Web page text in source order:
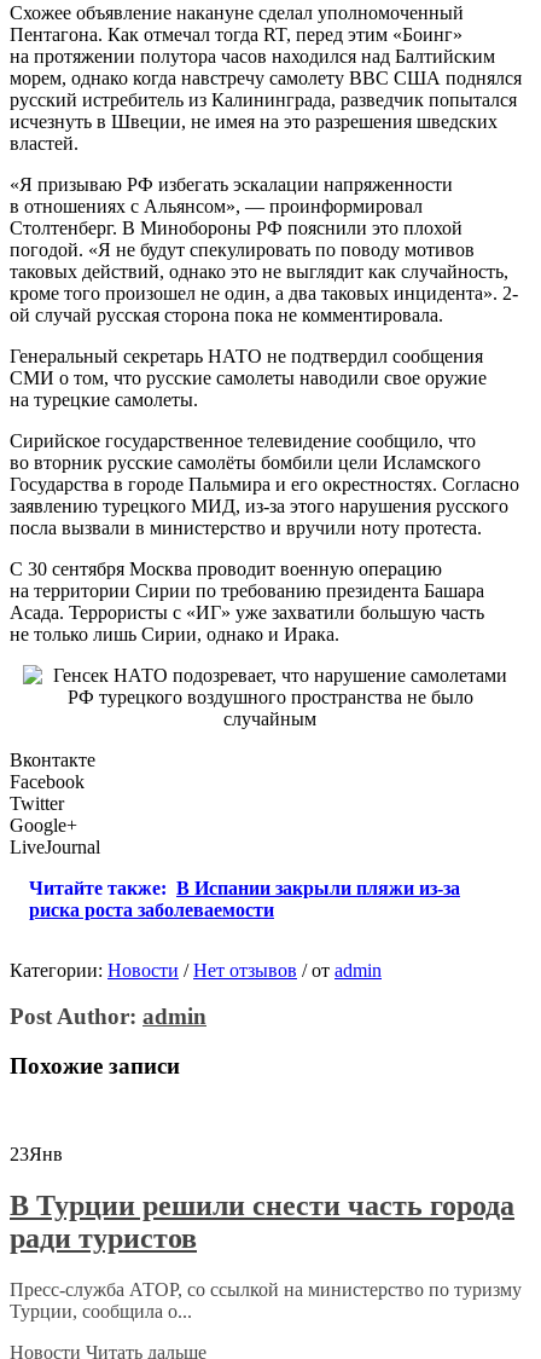
Схожее объявление накануне сделал уполномоченный
Пентагона. Как отмечал тогда RT, перед этим «Боинг»
на протяжении полутора часов находился над Балтийским
морем, однако когда навстречу самолету ВВС США поднялся
русский истребитель из Калининграда, разведчик попытался
исчезнуть в Швеции, не имея на это разрешения шведских
властей.
«Я призываю РФ избегать эскалации напряженности
в отношениях с Альянсом», — проинформировал
Столтенберг. В Минобороны РФ пояснили это плохой
погодой. «Я не будут спекулировать по поводу мотивов
таковых действий, однако это не выглядит как случайность,
кроме того произошел не один, а два таковых инцидента». 2-
ой случай русская сторона пока не комментировала.
Генеральный секретарь НАТО не подтвердил сообщения
СМИ о том, что русские самолеты наводили свое оружие
на турецкие самолеты.
Сирийское государственное телевидение сообщило, что
во вторник русские самолёты бомбили цели Исламского
Государства в городе Пальмира и его окрестностях. Согласно
заявлению турецкого МИД, из-за этого нарушения русского
посла вызвали в министерство и вручили ноту протеста.
С 30 сентября Москва проводит военную операцию
на территории Сирии по требованию президента Башара
Асада. Террористы с «ИГ» уже захватили большую часть
не только лишь Сирии, однако и Ирака.
Вконтакте
Facebook
Twitter
Google+
LiveJournal
Читайте также: В Испании закрыли пляжи из-за
риска роста заболеваемости
Категории: Новости / Нет отзывов /от admin
Post Author: admin
Похожие записи
23Янв
В Турции решили снести часть города
ради туристов
Пресс-служба АТОР, со ссылкой на министерство по туризму
Турции, сообщила о...
Новости Читать дальше